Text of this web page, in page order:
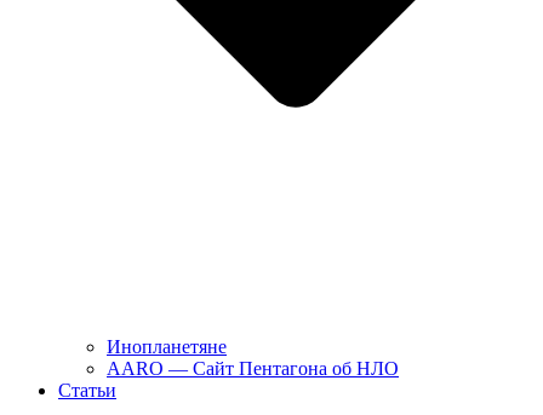
Инопланетяне
AARO — Сайт Пентагона об НЛО
Статьи